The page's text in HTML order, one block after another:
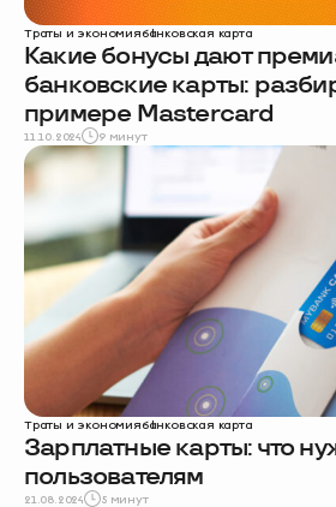
Траты и экономиябанковская карта
Какие бонусы дают
банковские карты:
примере Mastercard
11.10.2024 9 минут
Траты и экономиябанковская карта
Зарплатные карты: что
пользователям
21.08.2024 5 минут